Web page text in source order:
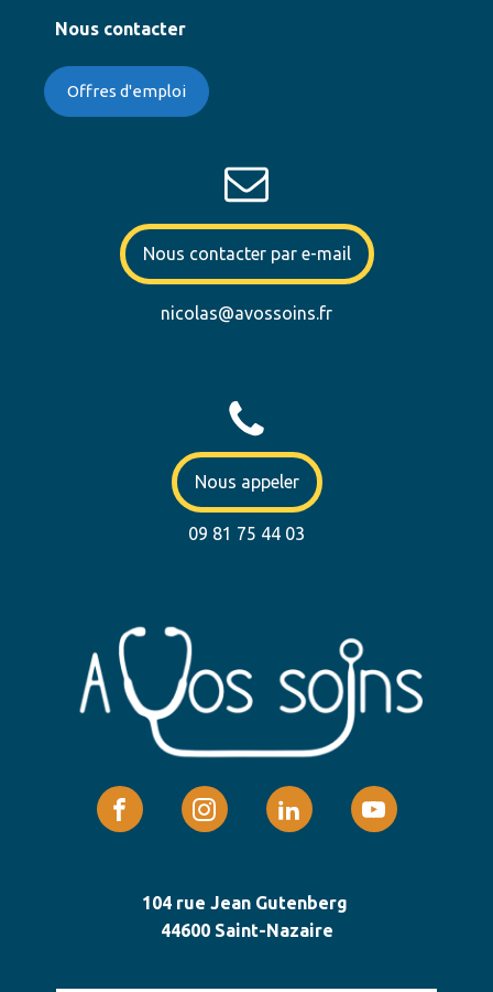
Nous contacter
Offres d'emploi
Nous contacter par e-mail
nicolas@avossoins.fr
Nous appeler
09 81 75 44 03
104 rue Jean Gutenberg
44600 Saint-Nazaire